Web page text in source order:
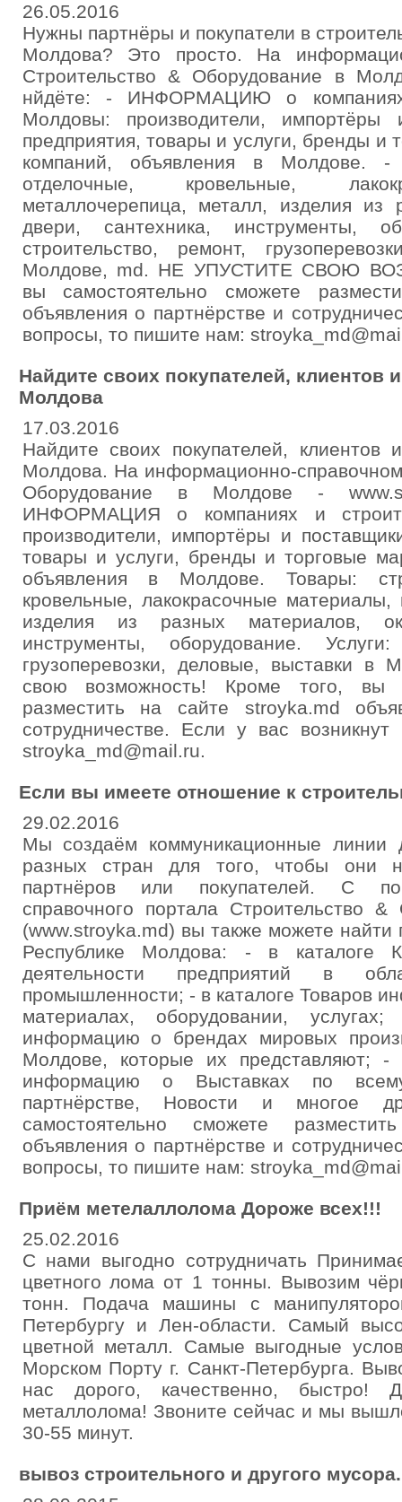
26.05.2016
Нужны партнёры и покупатели в
Молдова? Это просто. На
Строительство & Оборудование в
нйдёте: - ИНФОРМАЦИЮ о
Молдовы: производители, импортёры
предприятия, товары и услуги, бренды и
компаний, объявления в Молдове.
отделочные, кровельные,
металлочерепица, металл, изделия из
двери, сантехника, инструменты,
строительство, ремонт,
Молдове, md. НЕ УПУСТИТЕ СВОЮ
вы самостоятельно сможете
объявления о партнёрстве и
вопросы, то пишите нам:
Найдите своих покупателей, клиентов
Молдова
17.03.2016
Найдите своих покупателей, клиентов
Молдова. На информационно-
Оборудование в Молдове -
ИНФОРМАЦИЯ о компаниях и
производители, импортёры и
товары и услуги, бренды и торговые
объявления в Молдове. Товары:
кровельные, лакокрасочные материалы,
изделия из разных материалов,
инструменты, оборудование.
грузоперевозки, деловые, выставки в
свою возможность! Кроме того, вы
разместить на сайте stroyka.md
сотрудничестве. Если у вас
stroyka_md@mail.ru.
Если вы имеете отношение к
29.02.2016
Мы создаём коммуникационные линии
разных стран для того, чтобы они
партнёров или покупателей. С
справочного портала Строительство
(www.stroyka.md) вы также можете найти
Республике Молдова: - в каталоге
деятельности предприятий в
промышленности; - в каталоге Товаров
материалах, оборудовании,
информацию о брендах мировых
Молдове, которые их представляют; -
информацию о Выставках по
партнёрстве, Новости и многое
самостоятельно сможете
объявления о партнёрстве и
вопросы, то пишите нам:
Приём метелаллолома Дороже всех!!!
25.02.2016
С нами выгодно сотрудничать
цветного лома от 1 тонны. Вывозим
тонн. Подача машины с
Петербургу и Лен-области. Самый
цветной металл. Самые выгодные
Морском Порту г. Санкт-Петербурга.
нас дорого, качественно, быстро!
металлолома! Звоните сейчас и мы
30-55 минут.
вывоз строительного и другого